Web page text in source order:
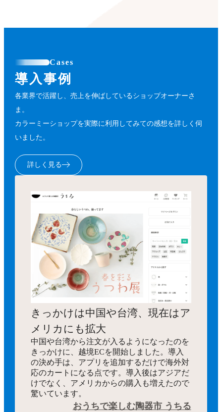
Cases
導入事例
各業界で活躍し、売上を伸ばしているショップオーナーさ
ま。
カラーミーショップを実際に利用してみての感想を詳しく伺
いました。
詳しく見る
きっかけは中国や台湾、現在はア
メリカにも拡大
中国や台湾から注文が入るようになったのを
きっかけに、越境ECを開始しました。導入
の決め手は、アプリを追加するだけで海外対
応のカートになる点です。導入後はアジアだ
けでなく、アメリカからの購入も増えたので
驚いています。
おうちで楽しむ陶器市 うちる